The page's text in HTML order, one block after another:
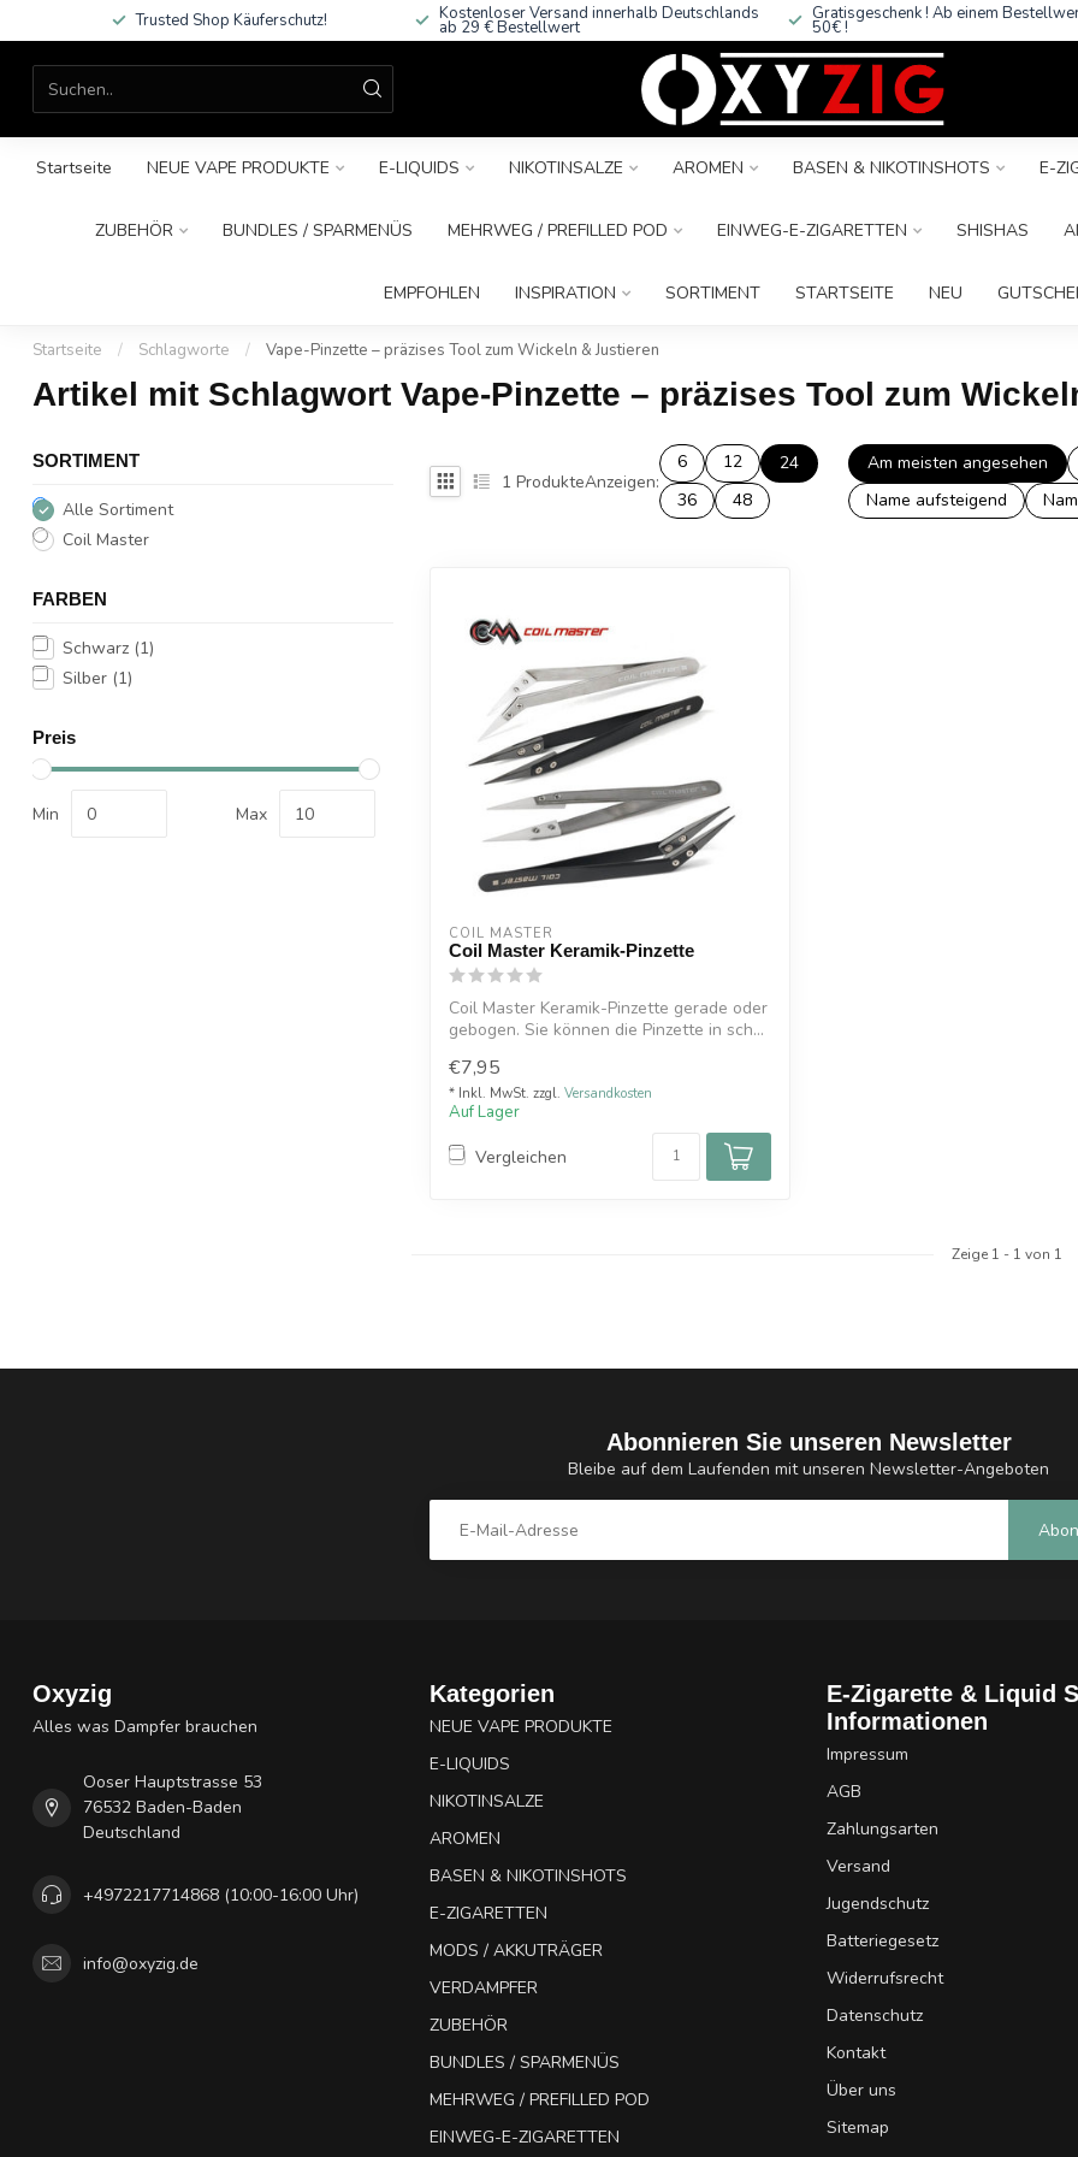
Trusted Shop Käuferschutz! Kostenloser Versand innerhalb Deutschlands
ab 29 € Bestellwert
Gratisgeschenk ! Ab einem
50€ !
Startseite NEUE VAPE PRODUKTE E-LIQUIDS NIKOTINSALZE AROMEN BASEN & NIKOTINSHOTS E-
ZUBEHÖR BUNDLES / SPARMENÜS MEHRWEG / PREFILLED POD EINWEG-E-ZIGARETTEN SHISHAS
EMPFOHLEN INSPIRATION SORTIMENT STARTSEITE NEU
Startseite / Schlagworte / Vape-Pinzette – präzises Tool zum Wickeln & Justieren
Artikel mit Schlagwort Vape-Pinzette – präzises Tool zum
SORTIMENT
Alle Sortiment
Coil Master
FARBEN
Schwarz (1)
Silber (1)
Preis
Min Max
1 ProdukteAnzeigen:
6 12
24
36
48
Am meisten angesehen
Name aufsteigend
COIL MASTER
Coil Master Keramik-Pinzette
Coil Master Keramik-Pinzette gerade oder
gebogen. Sie können die Pinzette in sch...
€7,95
* Inkl. MwSt. zzgl. Versandkosten
Auf Lager
Vergleichen
Zeige 1 - 1 von 1
Abonnieren Sie unseren Newsletter
Bleibe auf dem Laufenden mit unseren Newsletter-Angeboten
Oxyzig
Alles was Dampfer brauchen
Ooser Hauptstrasse 53
76532 Baden-Baden
Deutschland
+4972217714868 (10:00-16:00 Uhr)
info@oxyzig.de
Kategorien
NEUE VAPE PRODUKTE
E-LIQUIDS
NIKOTINSALZE
AROMEN
BASEN & NIKOTINSHOTS
E-ZIGARETTEN
MODS / AKKUTRÄGER
VERDAMPFER
ZUBEHÖR
BUNDLES / SPARMENÜS
MEHRWEG / PREFILLED POD
EINWEG-E-ZIGARETTEN
E-Zigarette & Liquid
Informationen
Impressum
AGB
Zahlungsarten
Versand
Jugendschutz
Batteriegesetz
Widerrufsrecht
Datenschutz
Kontakt
Über uns
Sitemap